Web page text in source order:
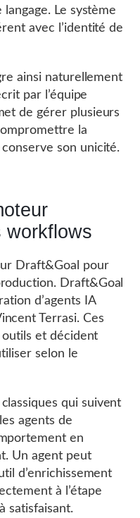
Le système
avec l’identité de
ainsi naturellement
par l’équipe
de gérer plusieurs
la
son unicité.
workflows
Draft&Goal pour
Draft&Goal
d’agents IA
Terrasi. Ces
et décident
selon le
qui suivent
agents de
en
Un agent peut
d’enrichissement
à l’étape
satisfaisant.